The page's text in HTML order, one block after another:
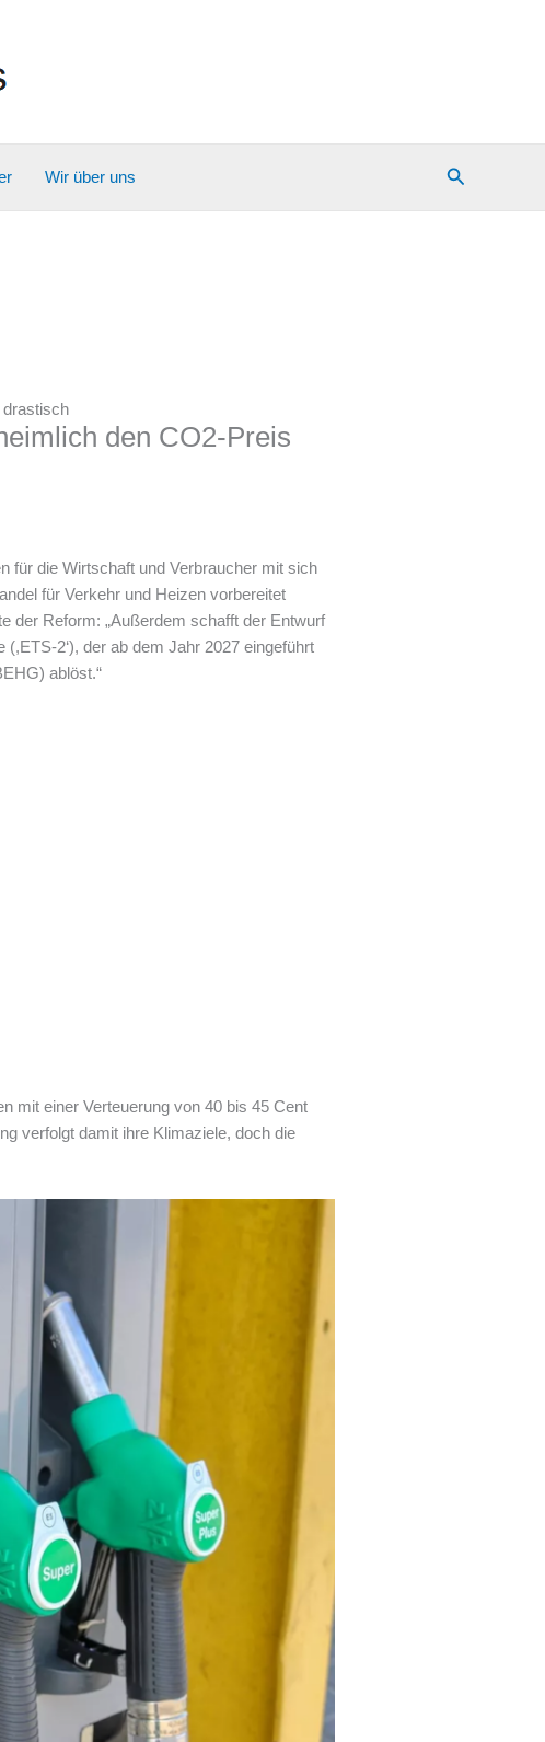
Wir über uns Suchen
drastisch
den CO2-Preis
für die Wirtschaft und Verbraucher mit sich
für Verkehr und Heizen vorbereitet
der Reform: „Außerdem schafft der Entwurf
2‘), der ab dem Jahr 2027 eingeführt
ablöst.“
mit einer Verteuerung von 40 bis 45 Cent
verfolgt damit ihre Klimaziele, doch die